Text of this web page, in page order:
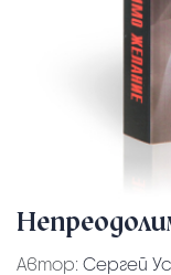
Автор: Сергей